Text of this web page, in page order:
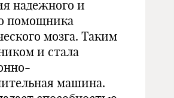
надежного и
помощника
мозга. Таким
и стала
машина.